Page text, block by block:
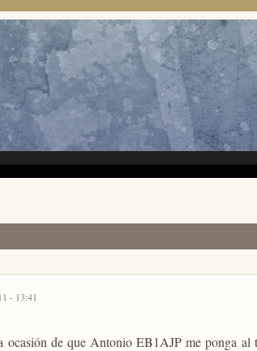
- 13:41
ocasión de que Antonio EB1AJP me ponga al